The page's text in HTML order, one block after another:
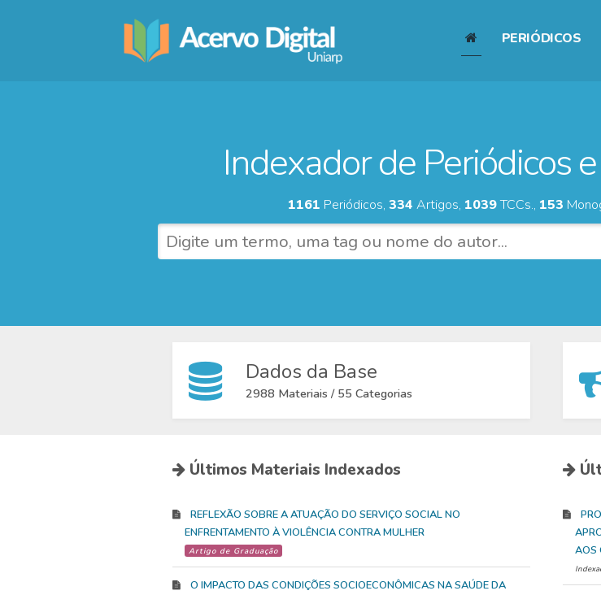
PERIÓDICOS
Indexador de Periódicos
1161 Periódicos, 334 Artigos, 1039TCCs., 153
Dados da Base
2988 Materiais / 55 Categorias
Últimos Materiais Indexados
REFLEXÃO SOBRE A ATUAÇÃO DO SERVIÇO SOCIAL NO
ENFRENTAMENTO À VIOLÊNCIA CONTRA MULHER
Artigo de Graduação
O IMPACTO DAS CONDIÇÕES SOCIOECONÔMICAS NA SAÚDE DA
AOS